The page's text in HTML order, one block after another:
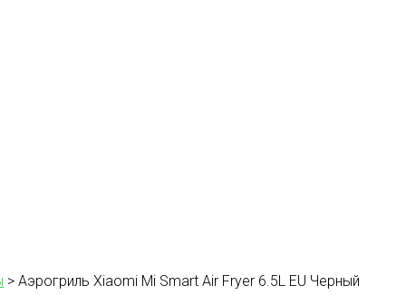
> Аэрогриль Xiaomi Mi Smart Air Fryer 6.5L EU Черный